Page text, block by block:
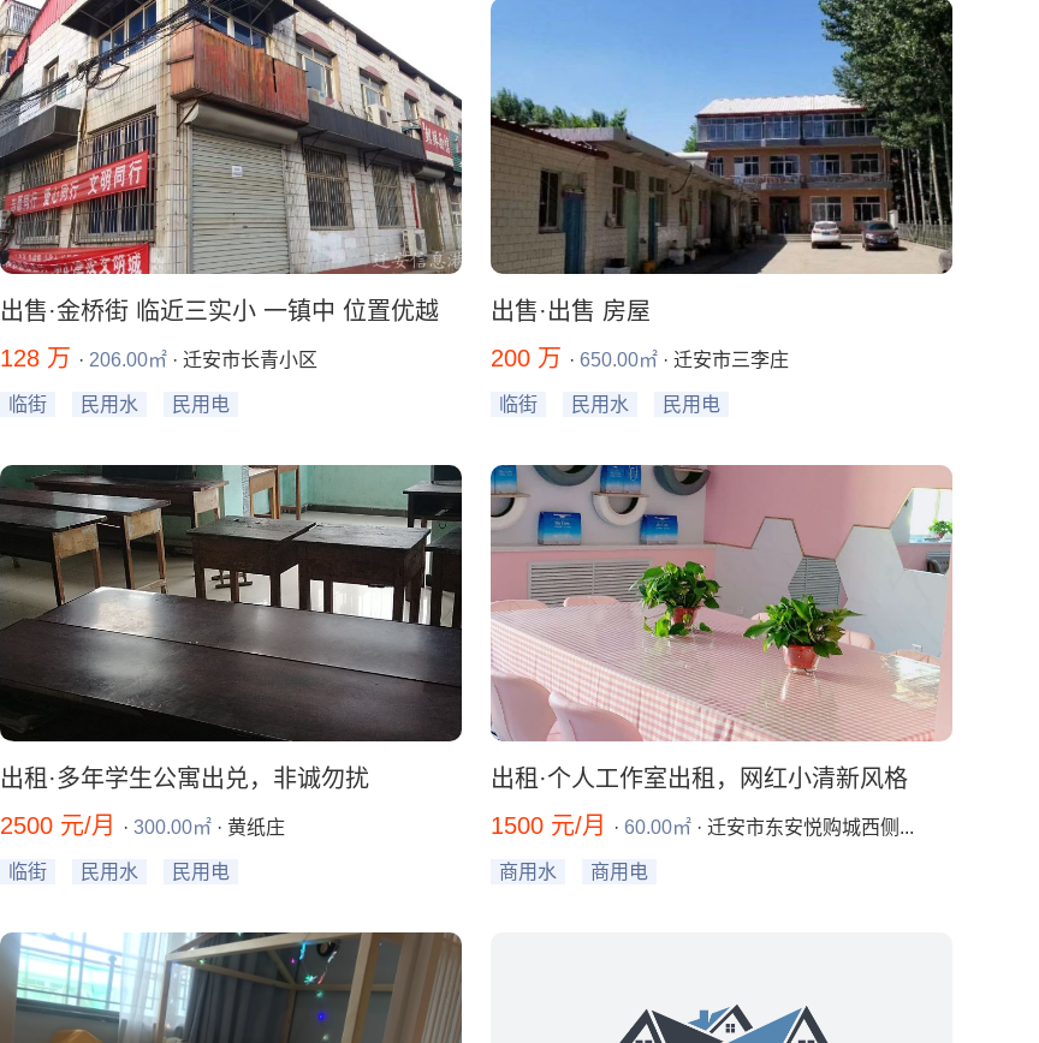
出售·金桥街 临近三实小 一镇中 位置优越
128 万 · 206.00㎡ · 迁安市长青小区
临街 民用水 民用电
出售·出售 房屋
200 万 · 650.00㎡ · 迁安市三李庄
临街 民用水 民用电
出租·多年学生公寓出兑，非诚勿扰
2500 元/月
· 300.00㎡ · 黄纸庄
临街 民用水 民用电
出租·个人工作室出租，网红小清新风格
1500 元/月
· 60.00㎡ · 迁安市东安悦购城西侧...
商用水 商用电